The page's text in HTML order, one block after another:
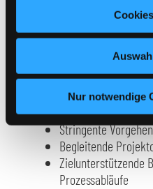
Nur notwendige
Gemeinsames
Zielorientierte
Realistische
Während der
Hinreichende
Stringente
Begleitende
Zielunterstützende
Prozessabläufe